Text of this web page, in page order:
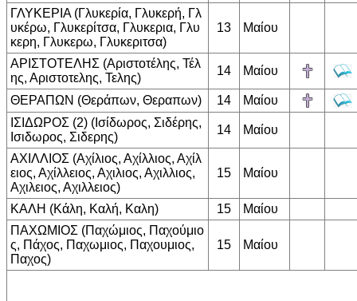
ΓΛΥΚΕΡΙΑ (Γλυκερία, Γλυκερή, Γλ
υκέρω, Γλυκερίτσα, Γλυκερια, Γλυ
κερη, Γλυκερω, Γλυκεριτσα)
13 Μαίου
ΑΡΙΣΤΟΤΕΛΗΣ (Αριστοτέλης, Τέλ
ης, Αριστοτελης, Τελης)
14 Μαίου
ΘΕΡΑΠΩΝ (Θεράπων, Θεραπων) 14
Μαίου
ΙΣΙΔΩΡΟΣ (2) (Ισίδωρος, Σιδέρης,
Ισιδωρος, Σιδερης)
14 Μαίου
ΑΧΙΛΛΙΟΣ (Αχίλιος, Αχίλλιος, Αχίλ
ειος, Αχίλλειος, Αχιλιος, Αχιλλιος,
Αχιλειος, Αχιλλειος)
15 Μαίου
ΚΑΛΗ (Κάλη, Καλή, Καλη) 15
Μαίου
ΠΑΧΩΜΙΟΣ (Παχώμιος, Παχούμιο
ς, Πάχος, Παχωμιος, Παχουμιος,
Παχος)
15 Μαίου